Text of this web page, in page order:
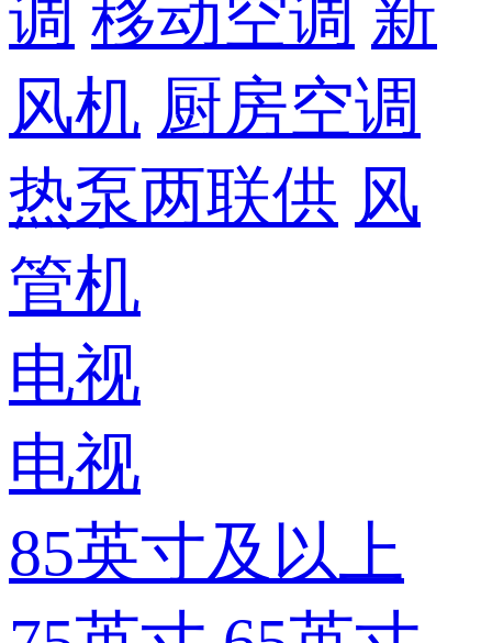
调 移动空调 新
风机 厨房空调
热泵两联供 风
管机
电视
电视
85英寸及以上